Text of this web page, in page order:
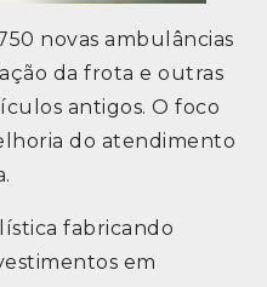
novas ambulâncias
da frota e outras
antigos. O foco
do atendimento